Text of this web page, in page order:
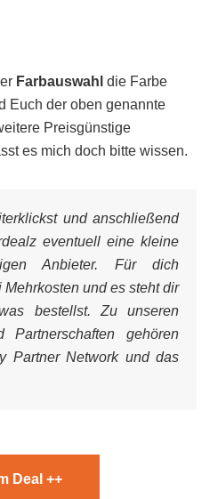
Farbauswahl die Farbe
Euch der oben genannte
Preisgünstige
es mich doch bitte wissen.
und anschließend
eventuell eine kleine
Anbieter. Für dich
und es steht dir
bestellst. Zu unseren
Partnerschaften gehören
Partner Network und das
Deal ++